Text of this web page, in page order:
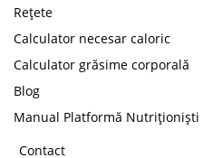
Rețete
Calculator necesar caloric
Calculator grăsime corporală
Blog
Manual Platformă Nutriționiști
Contact